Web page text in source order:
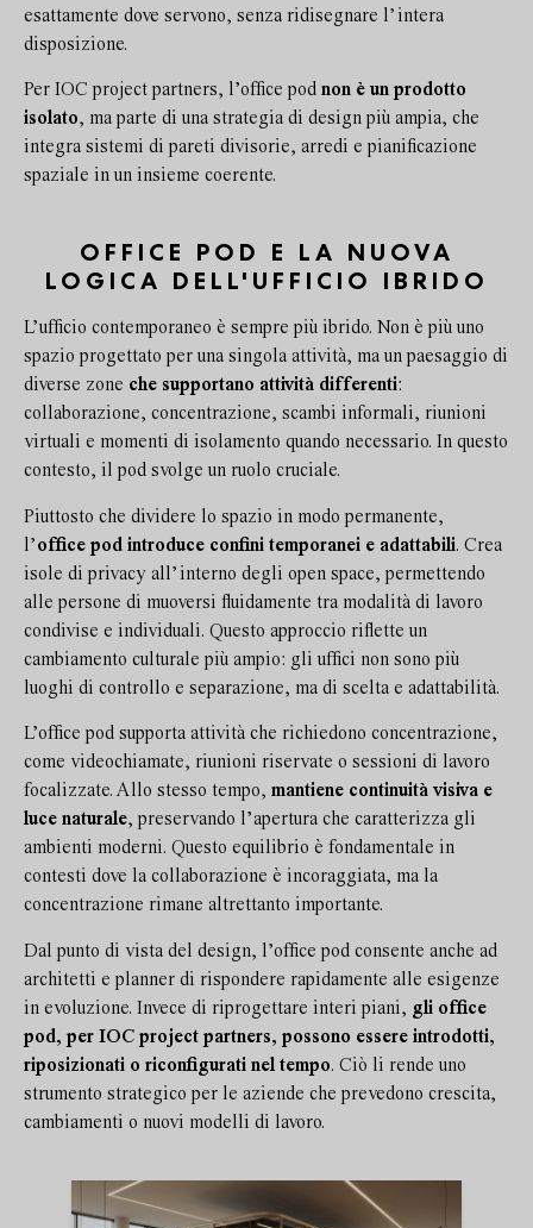
esattamente dove servono, senza ridisegnare l’intera
disposizione.
Per IOC project partners, l’office pod non è un prodotto
isolato, ma parte di una strategia di design più ampia, che
integra sistemi di pareti divisorie, arredi e pianificazione
spaziale in un insieme coerente.
OFFICE POD E LA NUOVA
LOGICA DELL'UFFICIO IBRIDO
L’ufficio contemporaneo è sempre più ibrido. Non è più uno
spazio progettato per una singola attività, ma un paesaggio di
diverse zone che supportano attività differenti:
collaborazione, concentrazione, scambi informali, riunioni
virtuali e momenti di isolamento quando necessario. In questo
contesto, il pod svolge un ruolo cruciale.
Piuttosto che dividere lo spazio in modo permanente,
l’office pod introduce confini temporanei e adattabili. Crea
isole di privacy all’interno degli open space, permettendo
alle persone di muoversi fluidamente tra modalità di lavoro
condivise e individuali. Questo approccio riflette un
cambiamento culturale più ampio: gli uffici non sono più
luoghi di controllo e separazione, ma di scelta e adattabilità.
L’office pod supporta attività che richiedono concentrazione,
come videochiamate, riunioni riservate o sessioni di lavoro
focalizzate. Allo stesso tempo, mantiene continuità visiva e
luce naturale, preservando l’apertura che caratterizza gli
ambienti moderni. Questo equilibrio è fondamentale in
contesti dove la collaborazione è incoraggiata, ma la
concentrazione rimane altrettanto importante.
Dal punto di vista del design, l’office pod consente anche ad
architetti e planner di rispondere rapidamente alle esigenze
in evoluzione. Invece di riprogettare interi piani, gli office
pod, per IOC project partners, possono essere introdotti,
riposizionati o riconfigurati nel tempo. Ciò li rende uno
strumento strategico per le aziende che prevedono crescita,
cambiamenti o nuovi modelli di lavoro.